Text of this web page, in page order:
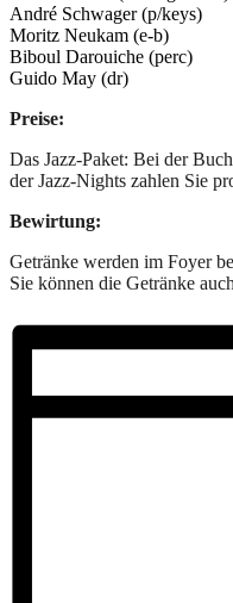
André Schwager (p/keys)
Moritz Neukam (e-b)
Biboul Darouiche (perc)
Guido May (dr)
Preise:
Das Jazz-Paket: Bei der
der Jazz-Nights zahlen Sie
Bewirtung:
Getränke werden im Foyer
Sie können die Getränke